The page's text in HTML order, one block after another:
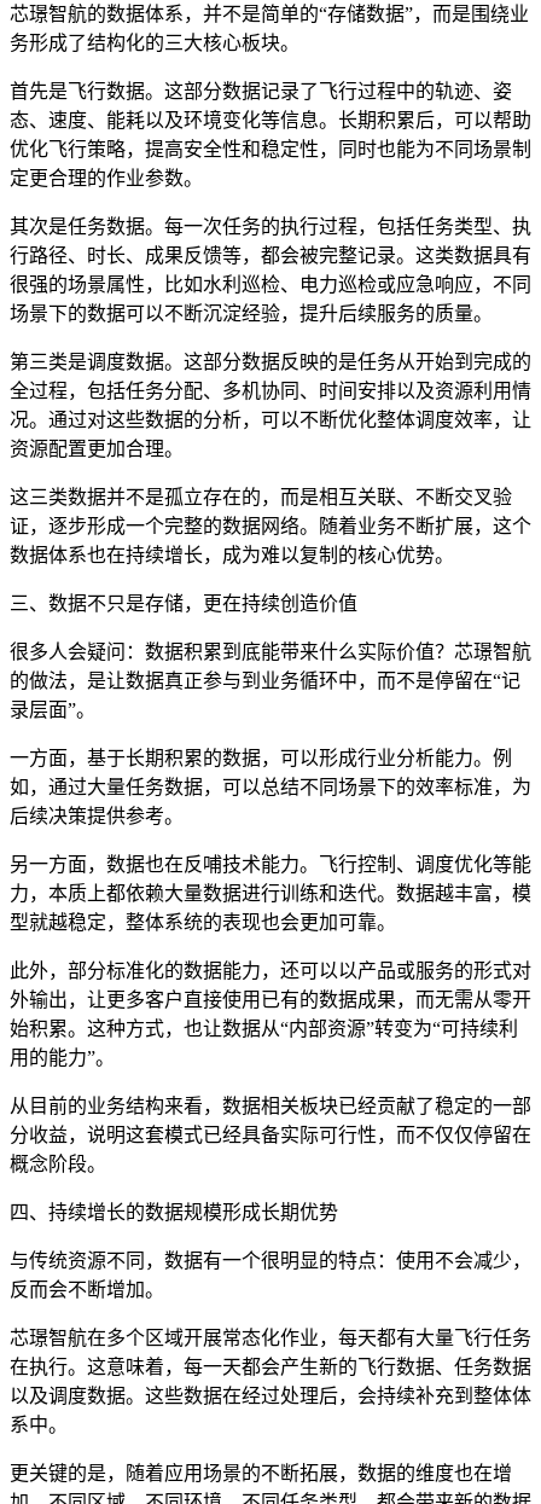
芯璟智航的数据体系，并不是简单的“存储数据”，而是围绕业
务形成了结构化的三大核心板块。
首先是飞行数据。这部分数据记录了飞行过程中的轨迹、姿
态、速度、能耗以及环境变化等信息。长期积累后，可以帮助
优化飞行策略，提高安全性和稳定性，同时也能为不同场景制
定更合理的作业参数。
其次是任务数据。每一次任务的执行过程，包括任务类型、执
行路径、时长、成果反馈等，都会被完整记录。这类数据具有
很强的场景属性，比如水利巡检、电力巡检或应急响应，不同
场景下的数据可以不断沉淀经验，提升后续服务的质量。
第三类是调度数据。这部分数据反映的是任务从开始到完成的
全过程，包括任务分配、多机协同、时间安排以及资源利用情
况。通过对这些数据的分析，可以不断优化整体调度效率，让
资源配置更加合理。
这三类数据并不是孤立存在的，而是相互关联、不断交叉验
证，逐步形成一个完整的数据网络。随着业务不断扩展，这个
数据体系也在持续增长，成为难以复制的核心优势。
三、数据不只是存储，更在持续创造价值
很多人会疑问：数据积累到底能带来什么实际价值？芯璟智航
的做法，是让数据真正参与到业务循环中，而不是停留在“记
录层面”。
一方面，基于长期积累的数据，可以形成行业分析能力。例
如，通过大量任务数据，可以总结不同场景下的效率标准，为
后续决策提供参考。
另一方面，数据也在反哺技术能力。飞行控制、调度优化等能
力，本质上都依赖大量数据进行训练和迭代。数据越丰富，模
型就越稳定，整体系统的表现也会更加可靠。
此外，部分标准化的数据能力，还可以以产品或服务的形式对
外输出，让更多客户直接使用已有的数据成果，而无需从零开
始积累。这种方式，也让数据从“内部资源”转变为“可持续利
用的能力”。
从目前的业务结构来看，数据相关板块已经贡献了稳定的一部
分收益，说明这套模式已经具备实际可行性，而不仅仅停留在
概念阶段。
四、持续增长的数据规模形成长期优势
与传统资源不同，数据有一个很明显的特点：使用不会减少，
反而会不断增加。
芯璟智航在多个区域开展常态化作业，每天都有大量飞行任务
在执行。这意味着，每一天都会产生新的飞行数据、任务数据
以及调度数据。这些数据在经过处理后，会持续补充到整体体
系中。
更关键的是，随着应用场景的不断拓展，数据的维度也在增